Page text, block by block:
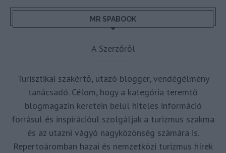
MR SPABOOK
A Szerzőről
Turisztikai szakértő, utazó blogger, vendégélmény
tanácsadó. Célom, hogy a kategória teremtő
blogmagazin keretein belül hiteles információ
forrásul és inspirációul szolgáljak a turizmus szakma
és az utazni vágyó nagyközönség számára is.
Repertoáromban hazai és nemzetközi turizmus hírek